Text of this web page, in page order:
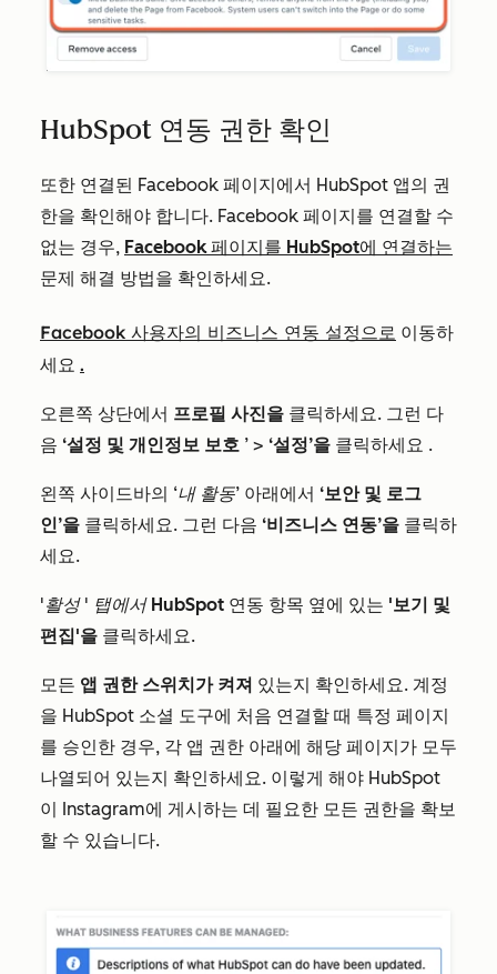
HubSpot 연동 권한 확인
또한 연결된 Facebook 페이지에서 HubSpot 앱의 권
한을 확인해야 합니다. Facebook 페이지를 연결할 수
없는 경우, Facebook 페이지를 HubSpot에 연결하는
문제 해결 방법을 확인하세요.
Facebook 사용자의 비즈니스 연동 설정으로 이동하
세요 .
오른쪽 상단에서 프로필 사진을 클릭하세요. 그런 다
음 ‘설정 및 개인정보 보호 ’ > ‘설정’을 클릭하세요 .
왼쪽 사이드바의 ‘내 활동’ 아래에서 ‘보안 및 로그
인’을 클릭하세요. 그런 다음 ‘비즈니스 연동’을 클릭하
세요.
'활성 ' 탭에서 HubSpot 연동 항목 옆에 있는 '보기 및
편집'을 클릭하세요.
모든 앱 권한 스위치가 켜져 있는지 확인하세요. 계정
을 HubSpot 소셜 도구에 처음 연결할 때 특정 페이지
를 승인한 경우, 각 앱 권한 아래에 해당 페이지가 모두
나열되어 있는지 확인하세요. 이렇게 해야 HubSpot
이 Instagram에 게시하는 데 필요한 모든 권한을 확보
할 수 있습니다.